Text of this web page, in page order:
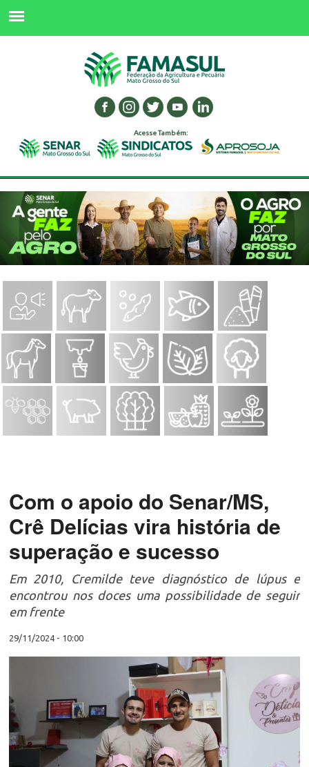
Acesse Também:
Com o apoio do Senar/MS,
Crê Delícias vira história de
superação e sucesso
Em 2010, Cremilde teve diagnóstico de lúpus e
encontrou nos doces uma possibilidade de seguir
em frente
29/11/2024 - 10:00